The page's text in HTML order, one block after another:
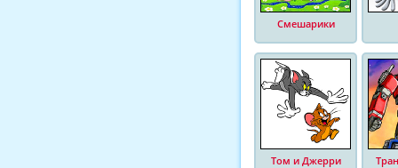
Смешарики
Том и Джерри